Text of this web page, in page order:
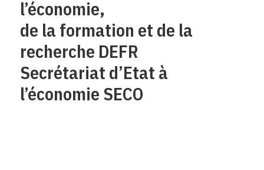
l’économie,
de la formation et de la
recherche DEFR
Secrétariat d’Etat à
l’économie SECO